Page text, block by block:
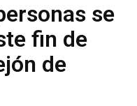
se
fin de
de